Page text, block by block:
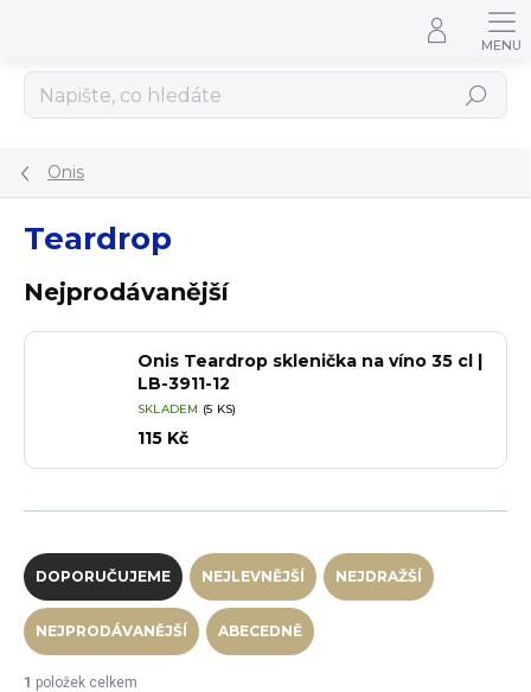
Hledat
Onis
Teardrop
Nejprodávanější
Onis Teardrop sklenička na víno 35 cl |
LB-3911-12
SKLADEM (5 KS)
115 Kč
Řazení produktů
DOPORUČUJEME NEJLEVNĚJŠÍ NEJDRAŽŠÍ
NEJPRODÁVANĚJŠÍ ABECEDNĚ
1 položek celkem